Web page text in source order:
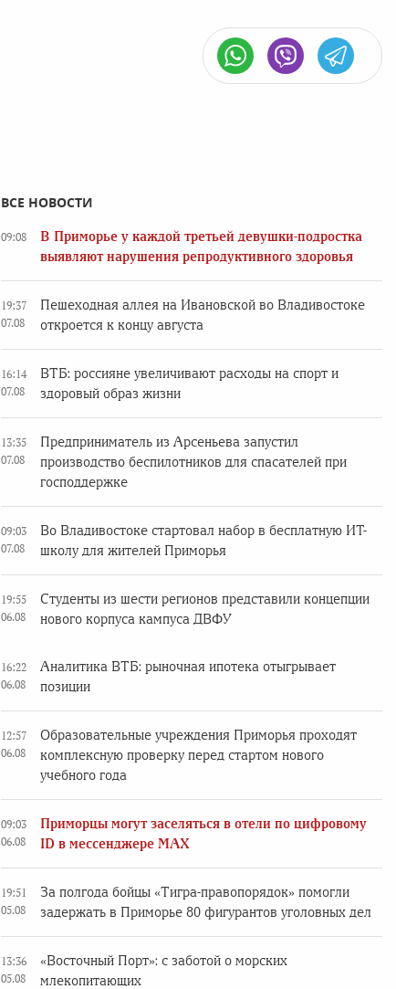
ВСЕ НОВОСТИ
09:08
В Приморье у каждой третьей девушки-подростка
выявляют нарушения репродуктивного здоровья
19:37
07.08
Пешеходная аллея на Ивановской во Владивостоке
откроется к концу августа
16:14
07.08
ВТБ: россияне увеличивают расходы на спорт и
здоровый образ жизни
13:35
07.08
Предприниматель из Арсеньева запустил
производство беспилотников для спасателей при
господдержке
09:03
07.08
Во Владивостоке стартовал набор в бесплатную ИТ-
школу для жителей Приморья
19:55
06.08
Студенты из шести регионов представили концепции
нового корпуса кампуса ДВФУ
16:22
06.08
Аналитика ВТБ: рыночная ипотека отыгрывает
позиции
12:57
06.08
Образовательные учреждения Приморья проходят
комплексную проверку перед стартом нового
учебного года
09:03
06.08
Приморцы могут заселяться в отели по цифровому
ID в мессенджере MAX
19:51
05.08
За полгода бойцы «Тигра-правопорядок» помогли
задержать в Приморье 80 фигурантов уголовных дел
13:36
05.08
«Восточный Порт»: с заботой о морских
млекопитающих